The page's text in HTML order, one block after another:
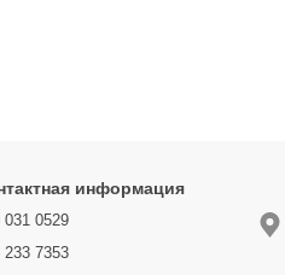
информация
031 0529
233 7353